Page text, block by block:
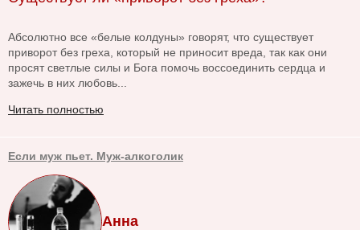
Абсолютно все «белые колдуны» говорят, что существует
приворот без греха, который не приносит вреда, так как они
просят светлые силы и Бога помочь воссоединить сердца и
зажечь в них любовь...
Читать полностью
Если муж пьет. Муж-алкоголик
Анна